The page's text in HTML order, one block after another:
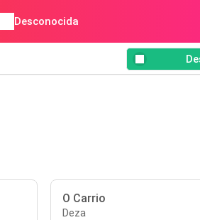
Desconocida
O Carrio
Deza